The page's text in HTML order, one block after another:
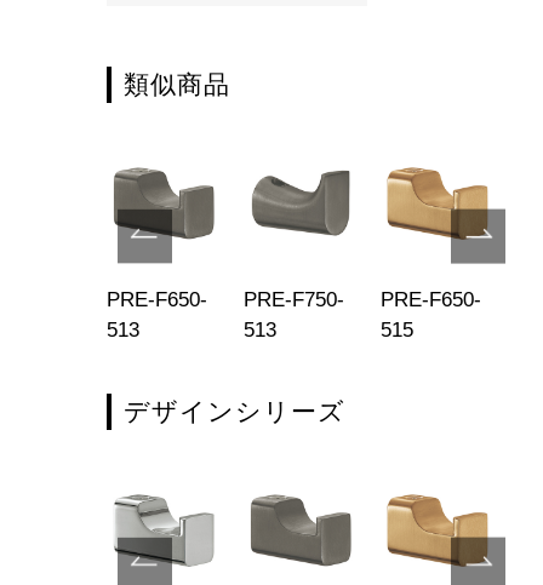
類似商品
PRE-F650-
513
PRE-F750-
513
PRE-F650-
515
デザインシリーズ